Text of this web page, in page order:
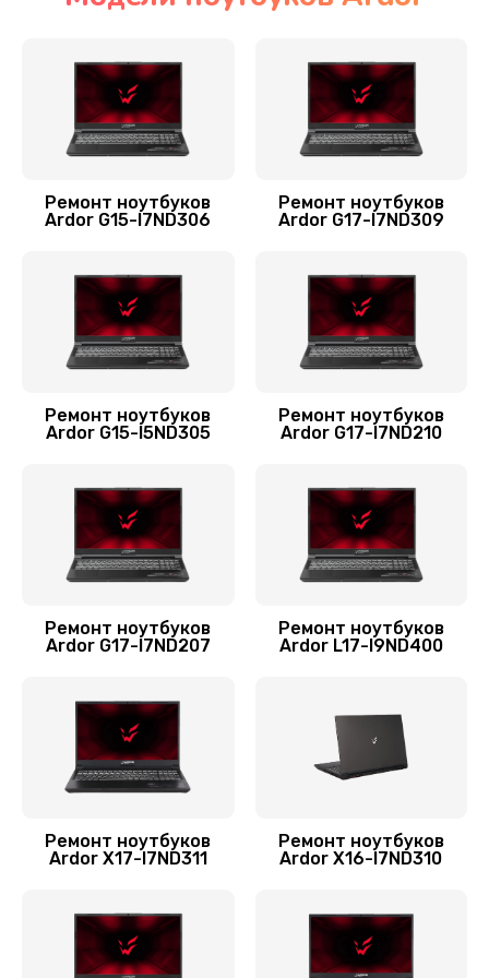
Замена Wi-Fi ноутбука Ardor
Заказать
Прошивка BIOS
Замена аккумулятора
620 руб.
Замена SSD ноутбука Ardor
Замена HDD (замена жёсткого диска)
Установка драйверов Windows
Заказать
Замена кулера
Ремонт ноутбуков
Ardor G15-I7ND306
Ремонт ноутбуков
Ardor G17-I7ND309
Ремонт ноутбуков
Ardor G15-I5ND305
Ремонт ноутбуков
Ardor G17-I7ND210
Ремонт ноутбуков
Ardor G17-I7ND207
Ремонт ноутбуков
Ardor L17-I9ND400
Ремонт ноутбуков
Ardor X17-I7ND311
Ремонт ноутбуков
Ardor X16-I7ND310